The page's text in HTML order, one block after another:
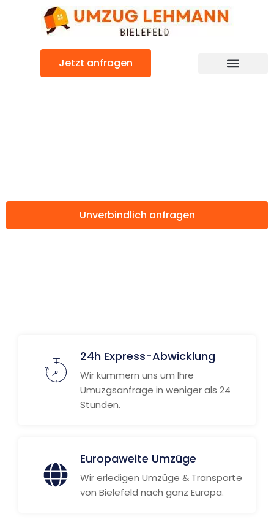
Jetzt anfragen
Unverbindlich anfragen
24h Express-Abwicklung
Wir kümmern uns um Ihre
Umuzgsanfrage in weniger als 24
Stunden.
Europaweite Umzüge
Wir erledigen Umzüge & Transporte
von Bielefeld nach ganz Europa.